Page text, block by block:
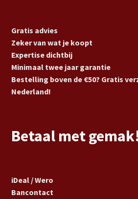
Gratis advies
Zeker van wat je koopt
Expertise dichtbij
Minimaal twee jaar garantie
Bestelling boven de €50? Gratis
Nederland!
Betaal met
iDeal / Wero
Bancontact